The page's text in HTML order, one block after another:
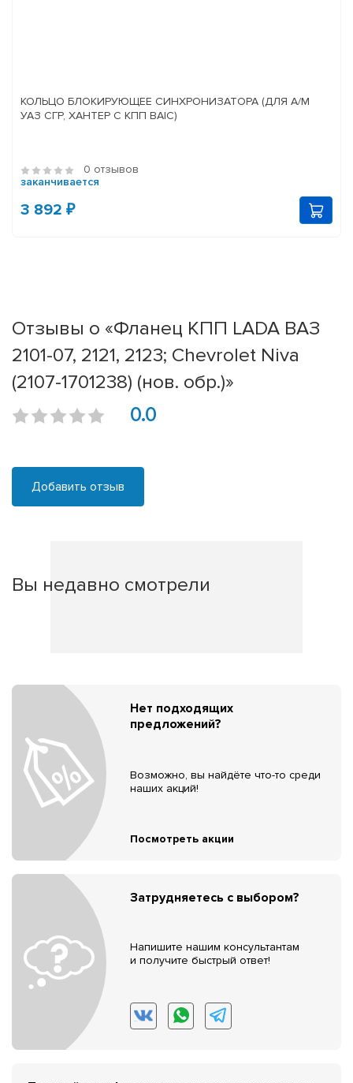
КОЛЬЦО БЛОКИРУЮЩЕЕ СИНХРОНИЗАТОРА (ДЛЯ А/М
УАЗ СГР, ХАНТЕР С КПП BAIC)
0 отзывов
заканчивается
3 892 ₽
Отзывы о «Фланец КПП LADA ВАЗ
2101-07, 2121, 2123; Chevrolet Niva
(2107-1701238) (нов. обр.)»
0.0
Добавить отзыв
Вы недавно смотрели
Нет подходящих
предложений?
Возможно, вы найдёте что-то среди
наших акций!
Посмотреть акции
Затрудняетесь с выбором?
Напишите нашим консультантам
и получите быстрый ответ!